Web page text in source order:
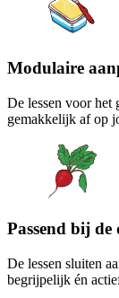
Modulaire
De lessen voor het
gemakkelijk af op
Passend bij de
De lessen sluiten
begrijpelijk én